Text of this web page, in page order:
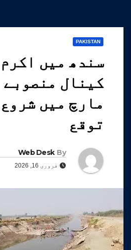
PAKISTAN
سندھ میں
کینال منصوبے
مارچ میں
توقع
By
Web Desk
فروری 16, 2026